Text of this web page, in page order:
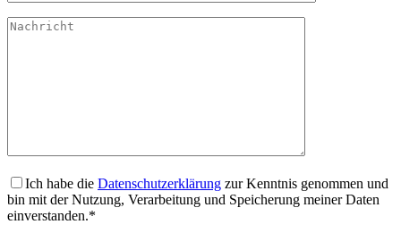
Ich habe die Datenschutzerklärung zur Kenntnis genommen und
bin mit der Nutzung, Verarbeitung und Speicherung meiner Daten
einverstanden.*